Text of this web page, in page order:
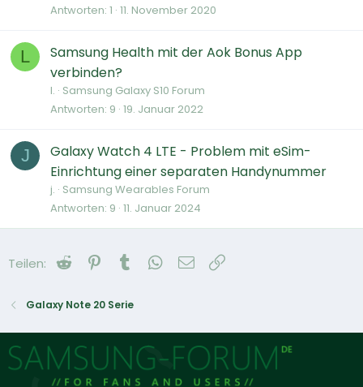
Antworten 1 11. November 2020
L
Samsung Health mit der Aok Bonus App
verbinden?
l. Samsung Galaxy S10 Forum
Antworten 9 19. Januar 2022
J
Galaxy Watch 4 LTE - Problem mit eSim-
Einrichtung einer separaten Handynummer
j. Samsung Wearables Forum
Antworten 9 11. Januar 2024
Teilen: Reddit Pinterest
Tumblr WhatsApp
E-Mail
Galaxy Note 20 Serie